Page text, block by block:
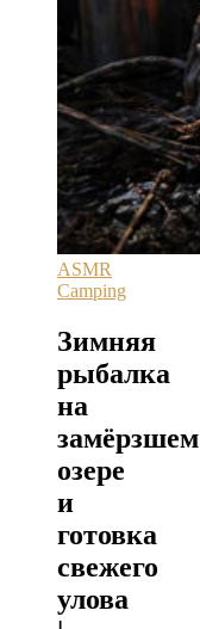
ASMR
Camping
Зимняя
рыбалка
на
замёрзшем
озере
и
готовка
свежего
улова